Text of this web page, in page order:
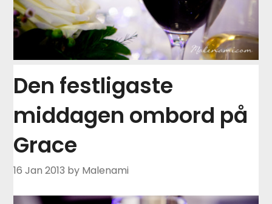
Den festligaste
middagen ombord på
Grace
16 Jan 2013 by Malenami